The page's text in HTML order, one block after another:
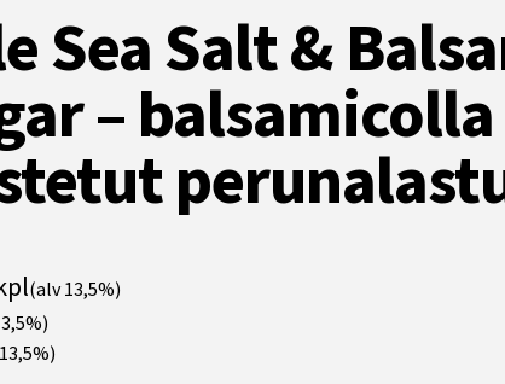
Sea Salt &
– balsamicolla
(alv 13,5%)